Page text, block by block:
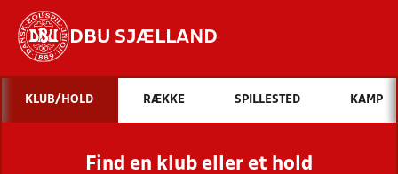
DBU SJÆLLAND
Hvad vil du søge efter?
INDHOLD OG NYHEDER
STILLINGER, RESULTATER, KLUBBER OG
KLUB/HOLD RÆKKE SPILLESTED KAMP
Find en klub eller et hold